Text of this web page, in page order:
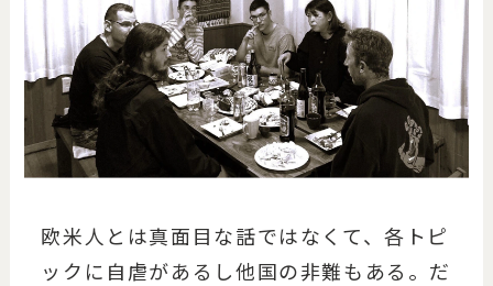
欧米人とは真面目な話ではなくて、各トピ
ックに自虐があるし他国の非難もある。だ